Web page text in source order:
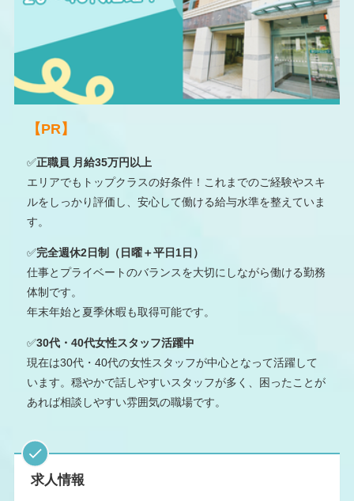
【PR】
✅正職員 月給35万円以上
エリアでもトップクラスの好条件！これまでのご経験やスキ
ルをしっかり評価し、安心して働ける給与水準を整えていま
す。
✅完全週休2日制（日曜＋平日1日）
仕事とプライベートのバランスを大切にしながら働ける勤務
体制です。
年末年始と夏季休暇も取得可能です。
✅30代・40代女性スタッフ活躍中
現在は30代・40代の女性スタッフが中心となって活躍して
います。穏やかで話しやすいスタッフが多く、困ったことが
あれば相談しやすい雰囲気の職場です。
求人情報